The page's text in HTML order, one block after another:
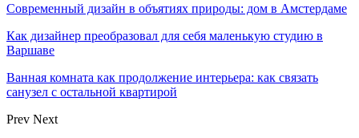
Современный дизайн в объятиях природы: дом в Амстердаме
Как дизайнер преобразовал для себя маленькую студию в
Варшаве
Ванная комната как продолжение интерьера: как связать
санузел с остальной квартирой
Prev Next